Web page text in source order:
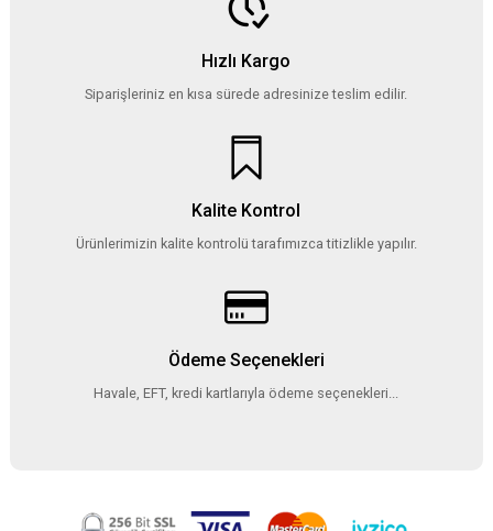
Hızlı Kargo
Siparişleriniz en kısa sürede adresinize teslim edilir.
Kalite Kontrol
Ürünlerimizin kalite kontrolü tarafımızca titizlikle yapılır.
Ödeme Seçenekleri
Havale, EFT, kredi kartlarıyla ödeme seçenekleri...